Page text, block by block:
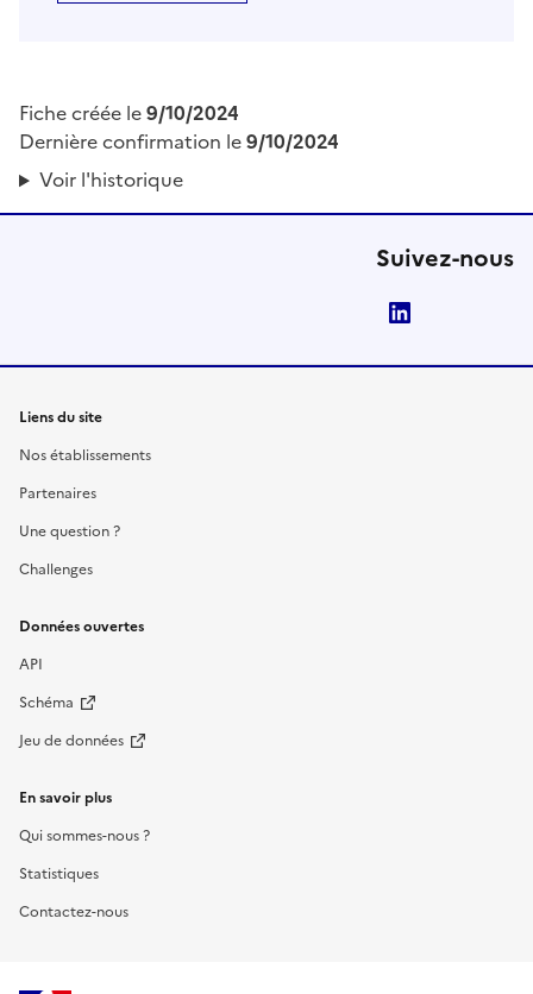
Fiche créée le9/10/2024
Dernière confirmation le9/10/2024
Voir l'historique
Suivez-nous
Liens du site
Nos établissements
Partenaires
Une question ?
Challenges
Données ouvertes
API
Schéma
Jeu de données
En savoir plus
Qui sommes-nous ?
Statistiques
Contactez-nous